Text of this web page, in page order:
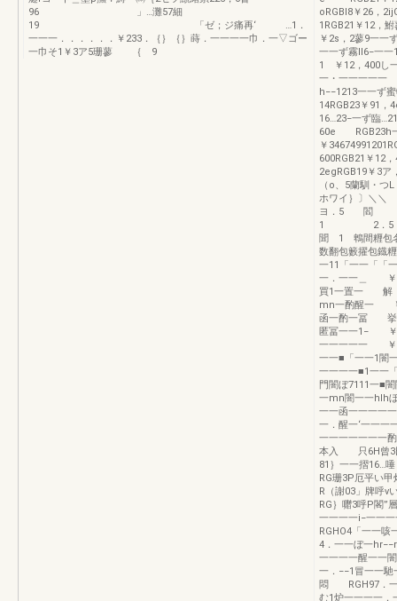
96 」…灘57細
19 「ゼ；ジ痛再‘ …1．
一一一．．．．．．￥233．｛｝｛｝蒔．一一一一巾．一▽ゴー
一巾そ1￥3ア5珊蓼 ｛ 9
oRGBl8￥26，
1RGB21￥12，
￥2s，2蓼9一一
一一ず霧ll6−一
1 ￥12，400
一・一一一一
h−−1213一一ず
14RGB23￥91，
16…23−一ず臨
60e RGB23h一
￥
600RGB21￥12
2egRGB19￥3ア
（o、5蘭馴・つ
ホワイ
ヨ．
1 2．5
聞 1 鵯間
数翻包籔
一11「一一「「
一．一一＿ ￥
買1一置一 解
mn一酌醒一
函一酌一冨 挙
匿冨一一1− ￥
一一一一一
一一■「一一1
一一一一■1一
門闇ぼ7111一
一mn闇一一
一一函一一一
一．醒一‘一
一一一一一一
本入 只6H曾3
81｝一一摺
RG珊3P厄平
R（謝03」牌
RG｝囎3呼P閣”
一一一一i−一一
RGHO4「一一
4．一一ぼ一
一一一一醒一
一．−−1冒一
悶 RGH97．一
む1炉一一一一．